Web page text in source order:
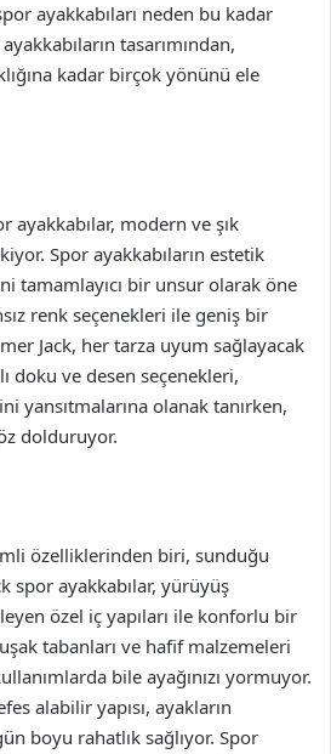
ayakkabıları neden bu kadar
tasarımından,
kadar birçok yönünü ele
ayakkabılar, modern ve şık
Spor ayakkabıların estetik
tamamlayıcı bir unsur olarak öne
renk seçenekleri ile geniş bir
Jack, her tarza uyum sağlayacak
doku ve desen seçenekleri,
yansıtmalarına olanak tanırken,
dolduruyor.
özelliklerinden biri, sunduğu
spor ayakkabılar, yürüyüş
özel iç yapıları ile konforlu bir
tabanları ve hafif malzemeleri
bile ayağınızı yormuyor.
alabilir yapısı, ayakların
boyu rahatlık sağlıyor. Spor